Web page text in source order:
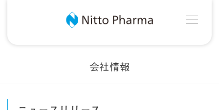
Nitto Pharma
会社情報